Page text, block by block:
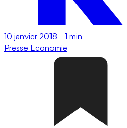
10 janvier 2018 - 1 min
Presse Economie